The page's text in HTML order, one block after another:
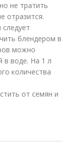
не тратить
отразится.
блендером в
можно
в воде. На 1 л
количества
от семян и